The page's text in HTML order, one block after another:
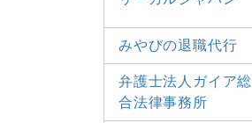
みやびの退職代行
弁護士法人ガイア総
合法律事務所